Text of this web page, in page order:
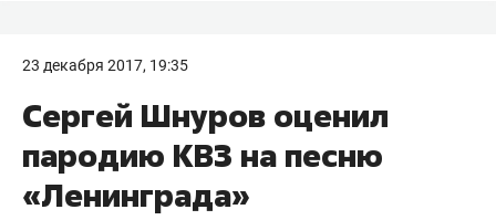
23 декабря 2017, 19:35
​Сергей Шнуров оценил
пародию КВЗ на песню
«Ленинграда»